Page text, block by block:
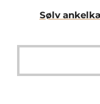
Sølv